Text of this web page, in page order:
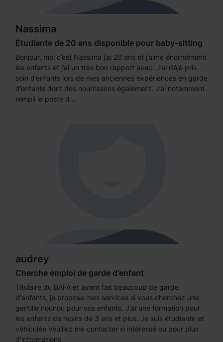
Nassima
Étudiante de 20 ans disponible pour baby-sitting
Bonjour, moi c’est Nassima j’ai 20 ans et j’aime énormément
les enfants et j’ai un très bon rapport avec. J’ai déjà pris
soin d’enfants lors de mes anciennes expériences en garde
d’enfants dont des nourrissons également. J’ai notamment
rempli le poste d...
audrey
Cherche emploi de garde d'enfant
Titulaire du BAFA et ayant fait beaucoup de garde
d'enfants, je propose mes services si vous cherchez une
gentille nounou pour vos enfants. J'ai une formation pour
les enfants de moins de 3 ans et plus. Je suis étudiante et
véhiculée Veuillez me contacter si intéressé ou pour plus
d'informations